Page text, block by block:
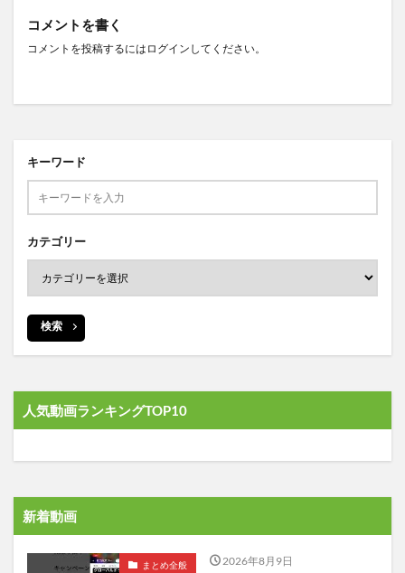
コメントを書く
コメントを投稿するには ログイン してください。
キーワード
カテゴリー
検索
人気動画ランキングTOP10
新着動画
まとめ全般 2026年8月9日